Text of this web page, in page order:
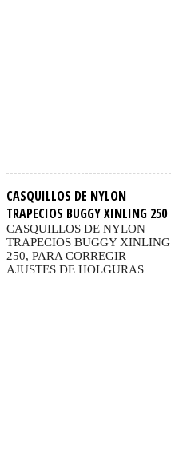
CASQUILLOS DE NYLON
TRAPECIOS BUGGY XINLING 250
CASQUILLOS DE NYLON
TRAPECIOS BUGGY XINLING
250, PARA CORREGIR
AJUSTES DE HOLGURAS